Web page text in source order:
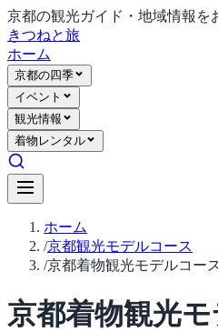
京都の観光ガイド・地域情報を
きつねと旅
ホーム
京都の四季
イベント
観光情報
着物レンタル
ホーム
/京都観光モデルコース
/京都着物観光モデルコー
京都着物観光